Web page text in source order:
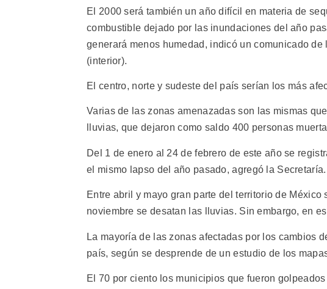
El 2000 será también un año difícil en materia de
combustible dejado por las inundaciones del año
generará menos humedad, indicó un comunicado
(interior).
El centro, norte y sudeste del país serían los más
Varias de las zonas amenazadas son las mismas
lluvias, que dejaron como saldo 400 personas
Del 1 de enero al 24 de febrero de este año se
el mismo lapso del año pasado, agregó la Secretaría.
Entre abril y mayo gran parte del territorio de
noviembre se desatan las lluvias. Sin embargo, en
La mayoría de las zonas afectadas por los cambios
país, según se desprende de un estudio de los
El 70 por ciento los municipios que fueron